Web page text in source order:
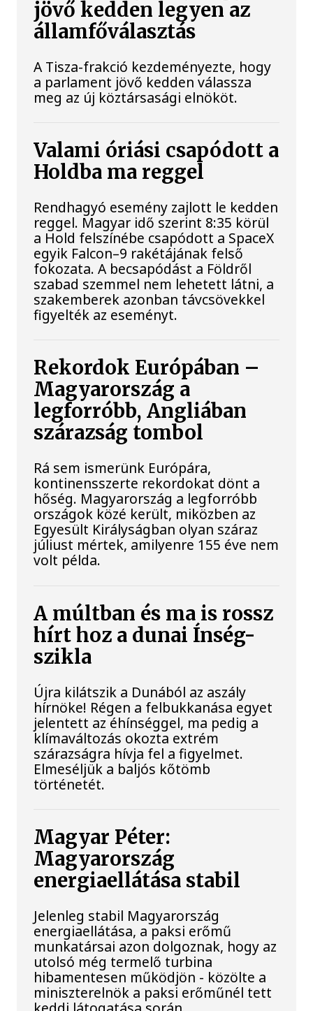
jövő kedden legyen az
államfőválasztás
A Tisza-frakció kezdeményezte, hogy
a parlament jövő kedden válassza
meg az új köztársasági elnököt.
Valami óriási csapódott a
Holdba ma reggel
Rendhagyó esemény zajlott le kedden
reggel. Magyar idő szerint 8:35 körül
a Hold felszínébe csapódott a SpaceX
egyik Falcon–9 rakétájának felső
fokozata. A becsapódást a Földről
szabad szemmel nem lehetett látni, a
szakemberek azonban távcsövekkel
figyelték az eseményt.
Rekordok Európában –
Magyarország a
legforróbb, Angliában
szárazság tombol
Rá sem ismerünk Európára,
kontinensszerte rekordokat dönt a
hőség. Magyarország a legforróbb
országok közé került, miközben az
Egyesült Királyságban olyan száraz
júliust mértek, amilyenre 155 éve nem
volt példa.
A múltban és ma is rossz
hírt hoz a dunai Ínség-
szikla
Újra kilátszik a Dunából az aszály
hírnöke! Régen a felbukkanása egyet
jelentett az éhínséggel, ma pedig a
klímaváltozás okozta extrém
szárazságra hívja fel a figyelmet.
Elmeséljük a baljós kőtömb
történetét.
Magyar Péter:
Magyarország
energiaellátása stabil
Jelenleg stabil Magyarország
energiaellátása, a paksi erőmű
munkatársai azon dolgoznak, hogy az
utolsó még termelő turbina
hibamentesen működjön - közölte a
miniszterelnök a paksi erőműnél tett